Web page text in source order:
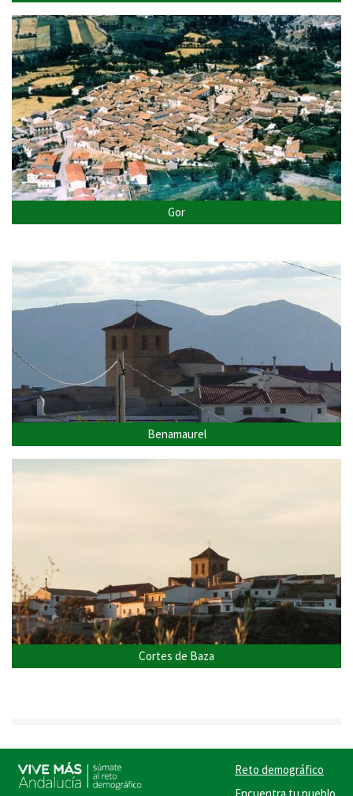
Gor
Benamaurel
Cortes de Baza
Reto demográfico